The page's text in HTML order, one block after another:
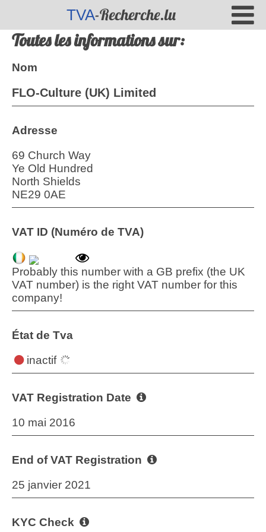
TVA-Recherche.lu
Toutes les informations sur:
Nom
FLO-Culture (UK) Limited
Adresse
69 Church Way
Ye Old Hundred
North Shields
NE29 0AE
VAT ID (Numéro de TVA)
Probably this number with a GB prefix (the UK
VAT number) is the right VAT number for this
company!
État de Tva
inactif
VAT Registration Date
10 mai 2016
End of VAT Registration
25 janvier 2021
KYC Check